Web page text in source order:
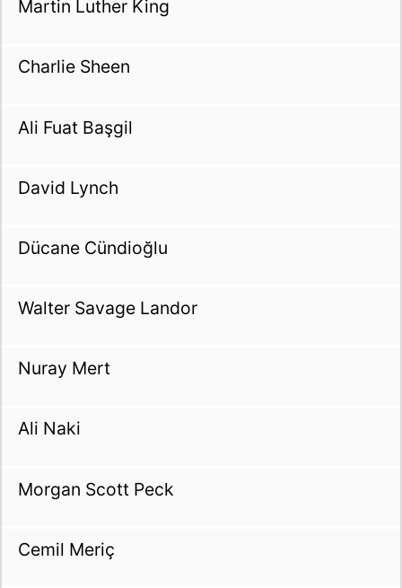
Martin Luther King
Charlie Sheen
Ali Fuat Başgil
David Lynch
Dücane Cündioğlu
Walter Savage Landor
Nuray Mert
Ali Naki
Morgan Scott Peck
Cemil Meriç